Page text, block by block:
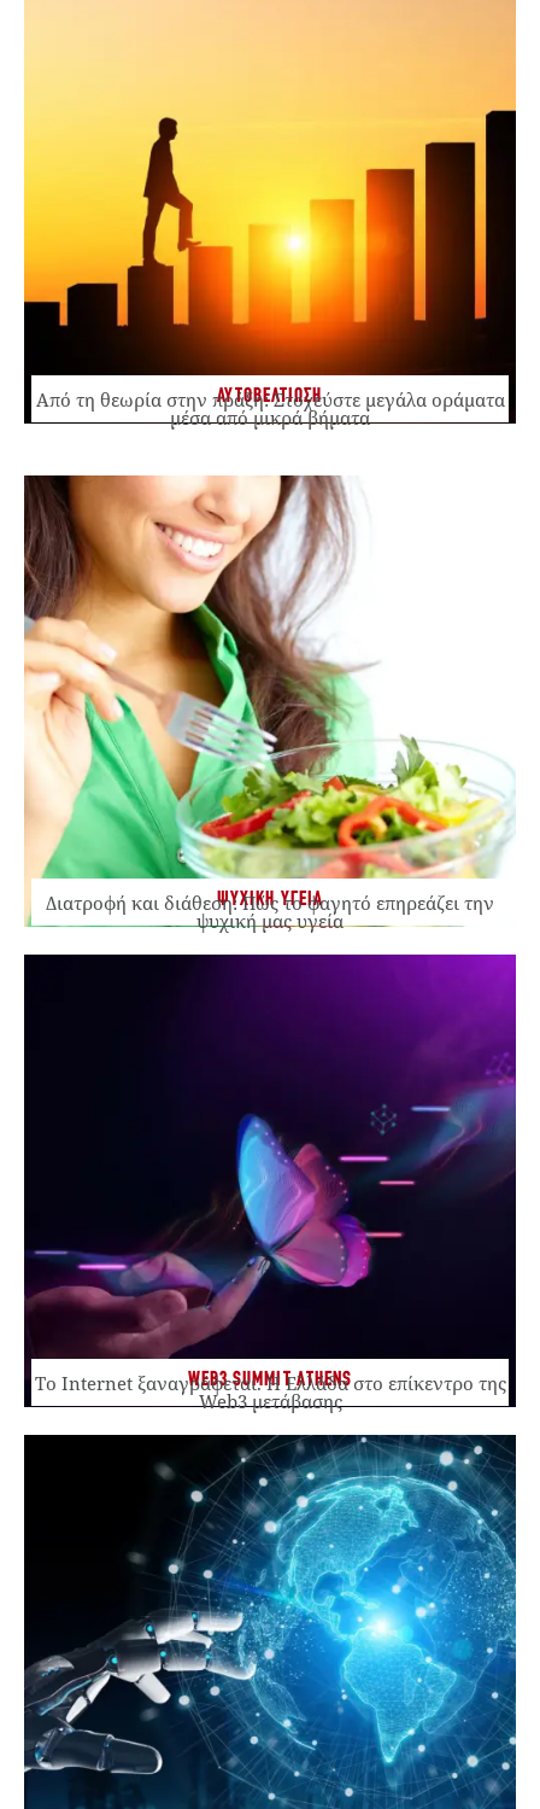
ΑΥΤΟΒΕΛΤΙΩΣΗ
Από τη θεωρία στην πράξη: Στοχεύστε μεγάλα οράματα
μέσα από μικρά βήματα
ΨΥΧΙΚΗ ΥΓΕΙΑ
Διατροφή και διάθεση: Πώς το φαγητό επηρεάζει την
ψυχική μας υγεία
WEB3 SUMMIT ATHENS
Το Internet ξαναγράφεται. Η Ελλάδα στο επίκεντρο της
Web3 μετάβασης